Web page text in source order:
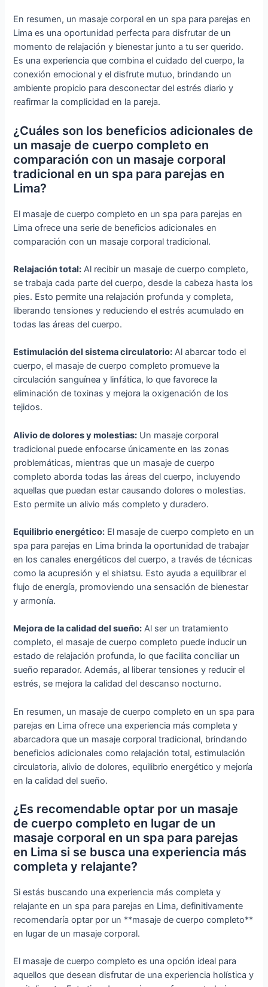
En resumen, un masaje corporal en un spa para parejas en
Lima es una oportunidad perfecta para disfrutar de un
momento de relajación y bienestar junto a tu ser querido.
Es una experiencia que combina el cuidado del cuerpo, la
conexión emocional y el disfrute mutuo, brindando un
ambiente propicio para desconectar del estrés diario y
reafirmar la complicidad en la pareja.
¿Cuáles son los beneficios adicionales de
un masaje de cuerpo completo en
comparación con un masaje corporal
tradicional en un spa para parejas en
Lima?
El masaje de cuerpo completo en un spa para parejas en
Lima ofrece una serie de beneficios adicionales en
comparación con un masaje corporal tradicional.
Relajación total: Al recibir un masaje de cuerpo completo,
se trabaja cada parte del cuerpo, desde la cabeza hasta los
pies. Esto permite una relajación profunda y completa,
liberando tensiones y reduciendo el estrés acumulado en
todas las áreas del cuerpo.
Estimulación del sistema circulatorio: Al abarcar todo el
cuerpo, el masaje de cuerpo completo promueve la
circulación sanguínea y linfática, lo que favorece la
eliminación de toxinas y mejora la oxigenación de los
tejidos.
Alivio de dolores y molestias: Un masaje corporal
tradicional puede enfocarse únicamente en las zonas
problemáticas, mientras que un masaje de cuerpo
completo aborda todas las áreas del cuerpo, incluyendo
aquellas que puedan estar causando dolores o molestias.
Esto permite un alivio más completo y duradero.
Equilibrio energético: El masaje de cuerpo completo en un
spa para parejas en Lima brinda la oportunidad de trabajar
en los canales energéticos del cuerpo, a través de técnicas
como la acupresión y el shiatsu. Esto ayuda a equilibrar el
flujo de energía, promoviendo una sensación de bienestar
y armonía.
Mejora de la calidad del sueño: Al ser un tratamiento
completo, el masaje de cuerpo completo puede inducir un
estado de relajación profunda, lo que facilita conciliar un
sueño reparador. Además, al liberar tensiones y reducir el
estrés, se mejora la calidad del descanso nocturno.
En resumen, un masaje de cuerpo completo en un spa para
parejas en Lima ofrece una experiencia más completa y
abarcadora que un masaje corporal tradicional, brindando
beneficios adicionales como relajación total, estimulación
circulatoria, alivio de dolores, equilibrio energético y mejoría
en la calidad del sueño.
¿Es recomendable optar por un masaje
de cuerpo completo en lugar de un
masaje corporal en un spa para parejas
en Lima si se busca una experiencia más
completa y relajante?
Si estás buscando una experiencia más completa y
relajante en un spa para parejas en Lima, definitivamente
recomendaría optar por un **masaje de cuerpo completo**
en lugar de un masaje corporal.
El masaje de cuerpo completo es una opción ideal para
aquellos que desean disfrutar de una experiencia holística y